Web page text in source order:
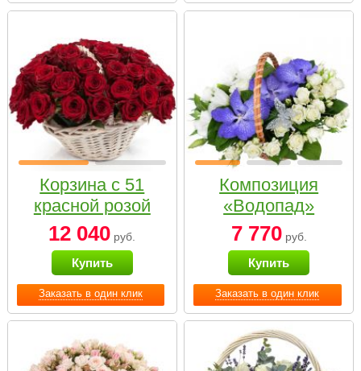
Заказать в один клик
Корзина с 51
красной розой
12 040 руб.
Купить
Заказать в один клик
Композиция
«Водопад»
7 770руб.
Купить